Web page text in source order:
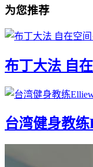
为您推荐
布丁大法 自
台湾健身教